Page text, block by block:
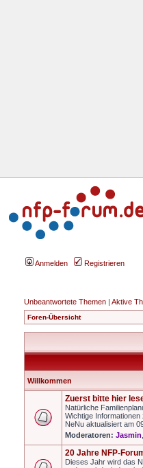
Anmelden Registrieren
Unbeantwortete Themen | Aktive
Foren-Übersicht
Willkommen
Zuerst bitte hier
Natürliche
Wichtige
NeNu aktualisiert am
Moderatoren: Jasmin
20 Jahre NFP-
Dieses Jahr wird das